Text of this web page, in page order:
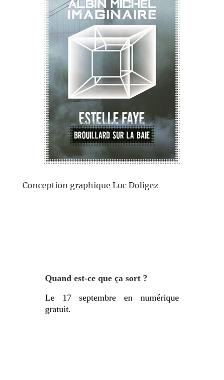
Conception graphique Luc Doligez
Quand est-ce que ça sort ?
Le 17 septembre en numérique
gratuit.